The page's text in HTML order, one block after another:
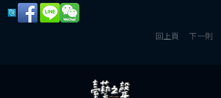
回上頁 下一則